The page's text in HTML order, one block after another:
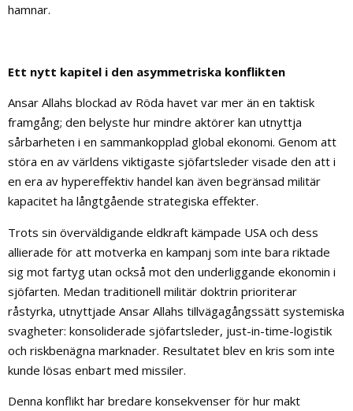
hamnar.
Ett nytt kapitel i den asymmetriska konflikten
Ansar Allahs blockad av Röda havet var mer än en taktisk
framgång; den belyste hur mindre aktörer kan utnyttja
sårbarheten i en sammankopplad global ekonomi. Genom att
störa en av världens viktigaste sjöfartsleder visade den att i
en era av hypereffektiv handel kan även begränsad militär
kapacitet ha långtgående strategiska effekter.
Trots sin överväldigande eldkraft kämpade USA och dess
allierade för att motverka en kampanj som inte bara riktade
sig mot fartyg utan också mot den underliggande ekonomin i
sjöfarten. Medan traditionell militär doktrin prioriterar
råstyrka, utnyttjade Ansar Allahs tillvägagångssätt systemiska
svagheter: konsoliderade sjöfartsleder, just-in-time-logistik
och riskbenägna marknader. Resultatet blev en kris som inte
kunde lösas enbart med missiler.
Denna konflikt har bredare konsekvenser för hur makt